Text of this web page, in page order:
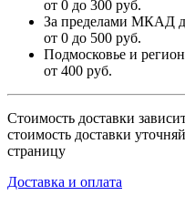
от 0 до 300 руб.
За пределами МКАД
от 0 до 500 руб.
Подмосковье и
от 400 руб.
Стоимость доставки
стоимость доставки
страницу
Доставка и оплата